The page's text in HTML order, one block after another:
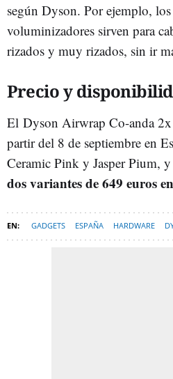
según Dyson. Por ejemplo,
voluminizadores sirven para
rizados y muy rizados, sin ir
Precio y
El Dyson Airwrap Co-anda 2x
partir del 8 de septiembre en
Ceramic Pink y Jasper Pium,
dos variantes de 649 euros
GADGETS ESPAÑA HARDWARE